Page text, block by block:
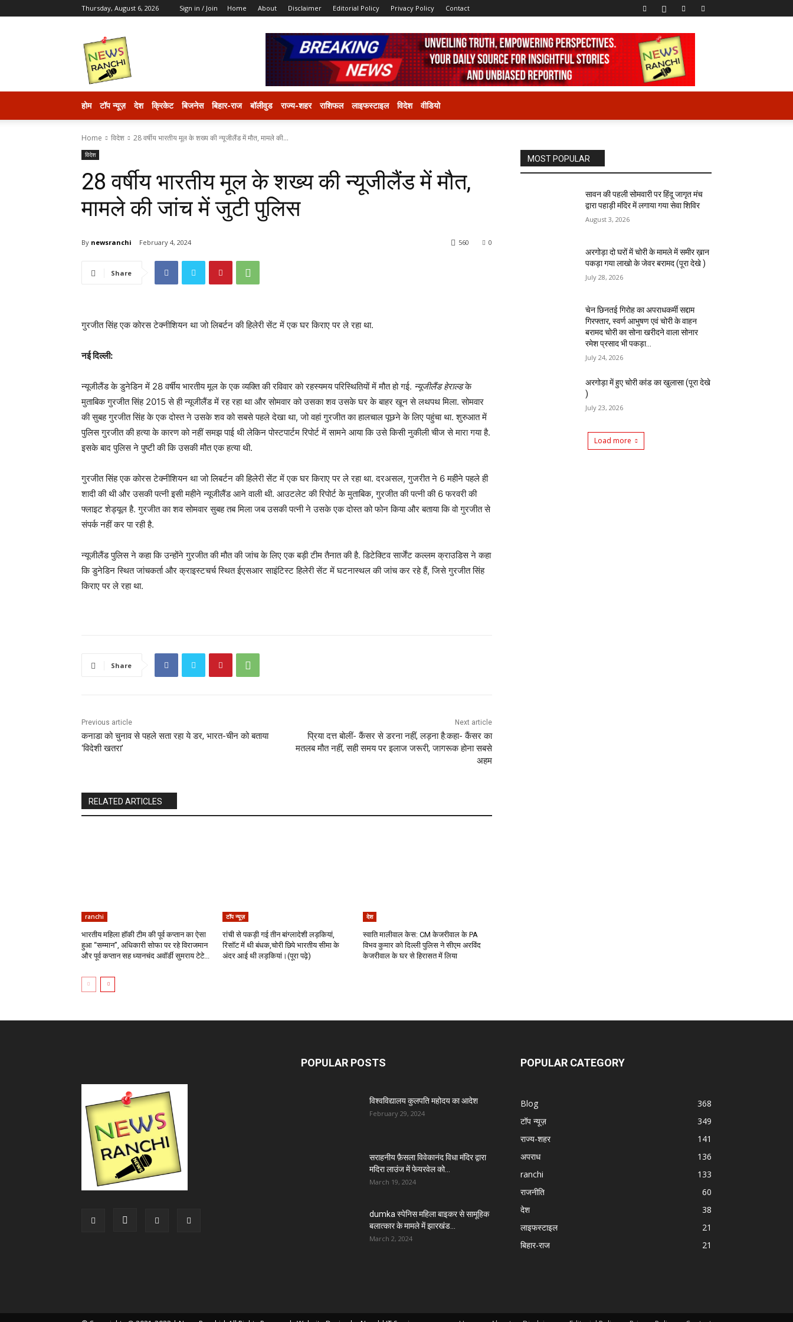
Thursday, August 6, 2026 Sign in / Join Home About Disclaimer Editorial Policy Privacy Policy Contact
होम टॉप न्यूज़ देश क्रिकेट बिजनेस बिहार-राज बॉलीवुड राज्य-शहर राशिफल लाइफस्टाइल विदेश वीडियो
Home विदेश 28 वर्षीय भारतीय मूल के शख्य की न्यूजीलैंड में मौत, मामले की...
विदेश
28 वर्षीय भारतीय मूल के शख्य की न्यूजीलैंड में मौत,
मामले की जांच में जुटी पुलिस
By newsranchi February 4, 2024 0
560
Share
गुरजीत सिंह एक कोरस टेक्नीशियन था जो लिबर्टन की हिलेरी सेंट में एक घर किराए पर ले रहा था.
नई दिल्ली:
न्यूजीलैंड के डुनेडिन में 28 वर्षीय भारतीय मूल के एक व्यक्ति की रविवार को रहस्यमय परिस्थितियों में मौत हो गई. न्यूजीलैंड हेराल्डके
मुताबिक गुरजीत सिंह 2015 से ही न्यूजीलैंड में रह रहा था और सोमवार को उसका शव उसके घर के बाहर खून से लथपथ मिला. सोमवार
की सुबह गुरजीत सिंह के एक दोस्त ने उसके शव को सबसे पहले देखा था, जो वहां गुरजीत का हालचाल पूछने के लिए पहुंचा था. शुरुआत में
पुलिस गुरजीत की हत्या के कारण को नहीं समझ पाई थी लेकिन पोस्टपार्टम रिपोर्ट में सामने आया कि उसे किसी नुकीली चीज से मारा गया है.
इसके बाद पुलिस ने पुष्टी की कि उसकी मौत एक हत्या थी.
गुरजीत सिंह एक कोरस टेक्नीशियन था जो लिबर्टन की हिलेरी सेंट में एक घर किराए पर ले रहा था. दरअसल, गुजरीत ने 6 महीने पहले ही
शादी की थी और उसकी पत्नी इसी महीने न्यूजीलैंड आने वाली थी. आउटलेट की रिपोर्ट के मुताबिक, गुरजीत की पत्नी की 6 फरवरी की
फ्लाइट शेड्यूल है. गुरजीत का शव सोमवार सुबह तब मिला जब उसकी पत्नी ने उसके एक दोस्त को फोन किया और बताया कि वो गुरजीत से
संपर्क नहीं कर पा रही है.
न्यूजीलैंड पुलिस ने कहा कि उन्होंने गुरजीत की मौत की जांच के लिए एक बड़ी टीम तैनात की है. डिटेक्टिव सार्जेंट कल्लम क्राउडिस ने कहा
कि डुनेडिन स्थित जांचकर्ता और क्राइस्टचर्च स्थित ईएसआर साइंटिस्ट हिलेरी सेंट में घटनास्थल की जांच कर रहे हैं, जिसे गुरजीत सिंह
किराए पर ले रहा था.
Share
Previous article
कनाडा को चुनाव से पहले सता रहा ये डर, भारत-चीन को बताया
‘विदेशी खतरा’
Next article
प्रिया दत्त बोलीं- कैंसर से डरना नहीं, लड़ना है:कहा- कैंसर का
मतलब मौत नहीं, सही समय पर इलाज जरूरी, जागरूक होना सबसे
अहम
RELATED ARTICLES
ranchi
भारतीय महिला हॉकी टीम की पूर्व कप्तान का ऐसा
हुआ “सम्मान”, अधिकारी सोफा पर रहे विराजमान
और पूर्व कप्तान सह ध्यानचंद अवॉर्डी सुमराय टेटे...
टॉप न्यूज़
रांची से पकड़ी गई तीन बांग्लादेशी लड़कियां,
रिसॉट में थी बंधक,चोरी छिपे भारतीय सीमा के
अंदर आई थी लड़कियां।(पूरा पढ़े)
देश
स्वाति मालीवाल केस: CM केजरीवाल के PA
विभव कुमार को दिल्ली पुलिस ने सीएम अरविंद
केजरीवाल के घर से हिरासत में लिया
MOST POPULAR
सावन की पहली सोमवारी पर हिंदू जागृत मंच
द्वारा पहाड़ी मंदिर में लगाया गया सेवा शिविर
August 3, 2026
अरगोड़ा दो घरों में चोरी के मामले में समीर ख़ान
पकड़ा गया लाखो के जेवर बरामद (पूरा देखे )
July 28, 2026
चेन छिनतई गिरोह का अपराधकर्मी सद्दाम
गिरफ्तार, स्वर्ण आभुषण एवं चोरी के वाहन
बरामद चोरी का सोना खरीदने वाला सोनार
रमेश प्रसाद भी पकड़ा...
July 24, 2026
अरगोड़ा में हुए चोरी कांड का खुलासा (पूरा देखे
)
July 23, 2026
Load more
POPULAR POSTS
विश्वविद्यालय कुलपति महोदय का आदेश
February 29, 2024
सराहनीय फ़ैसला विवेकानंद विधा मंदिर द्वारा
मदिरा लाउंज में फेयरवेल को...
March 19, 2024
dumka स्पेनिस महिला बाइकर से सामूहिक
बलात्कार के मामले में झारखंड...
March 2, 2024
POPULAR CATEGORY
Blog
368
टॉप न्यूज़
349
राज्य-शहर
141
अपराध
136
ranchi
133
राजनीति
60
देश
38
लाइफस्टाइल
21
बिहार-राज
21